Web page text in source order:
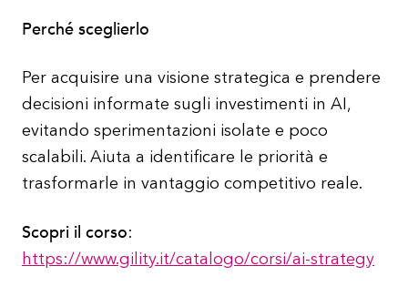
Perché sceglierlo
Per acquisire una visione strategica e prendere
decisioni informate sugli investimenti in AI,
evitando sperimentazioni isolate e poco
scalabili. Aiuta a identificare le priorità e
trasformarle in vantaggio competitivo reale.
Scopri il corso:
https://www.gility.it/catalogo/corsi/ai-strategy